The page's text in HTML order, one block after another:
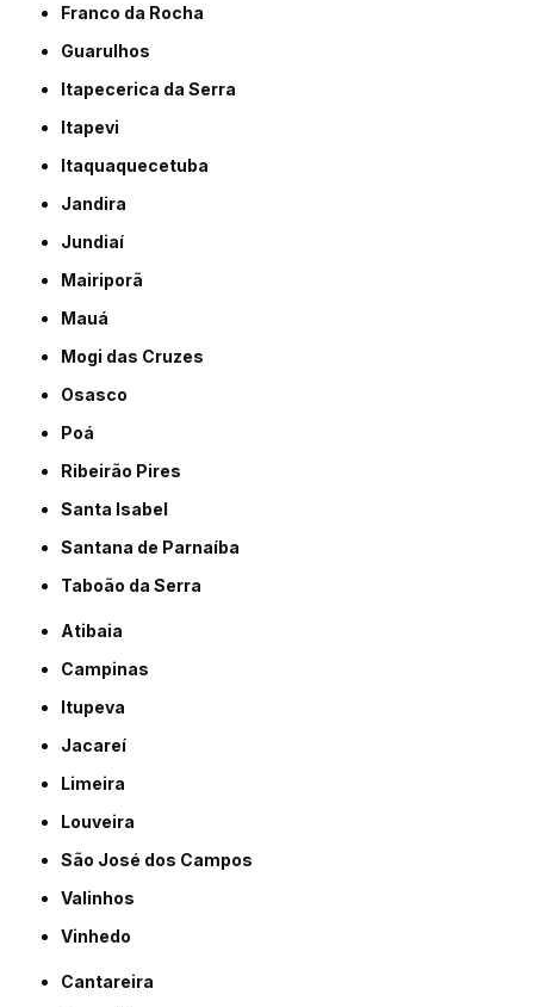
Franco da Rocha
Guarulhos
Itapecerica da Serra
Itapevi
Itaquaquecetuba
Jandira
Jundiaí
Mairiporã
Mauá
Mogi das Cruzes
Osasco
Poá
Ribeirão Pires
Santa Isabel
Santana de Parnaíba
Taboão da Serra
Atibaia
Campinas
Itupeva
Jacareí
Limeira
Louveira
São José dos Campos
Valinhos
Vinhedo
Cantareira